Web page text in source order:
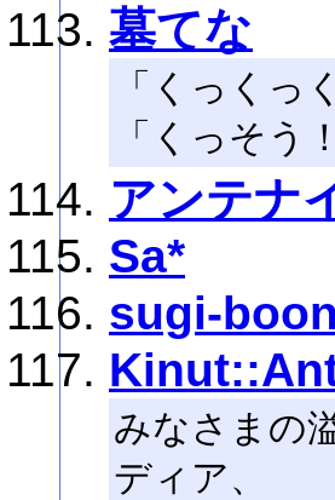
墓てな
「くっくっ
「くっそう
アンテナ
Sa*
sugi-
みなさまの
ディア、